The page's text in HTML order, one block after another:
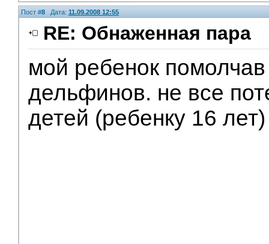
Пост #8 Дата: 11.09.2008 12:55
RE: Обнаженная пара
мой ребенок
дельфинов. не все
детей (ребенку 16 лет)